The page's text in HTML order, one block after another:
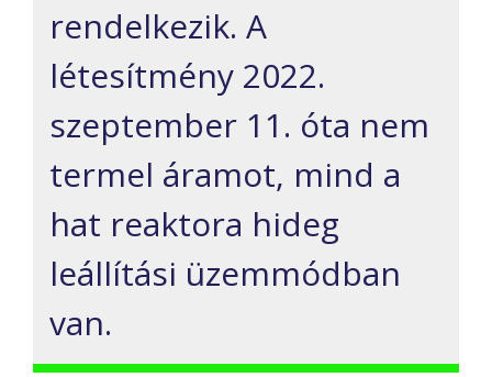
rendelkezik. A
létesítmény 2022.
szeptember 11. óta nem
termel áramot, mind a
hat reaktora hideg
leállítási üzemmódban
van.